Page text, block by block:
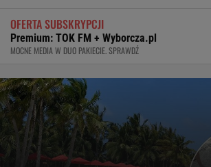
OFERTA SUBSKRYPCJI
Premium: TOK FM + Wyborcza.pl
MOCNE MEDIA W DUO PAKIECIE. SPRAWDŹ